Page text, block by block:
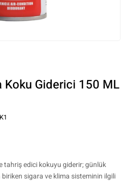
Koku Giderici 150 ML
tahriş edici kokuyu giderir; günlük
sigara ve klima sisteminin ilgili